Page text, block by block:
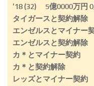
’18 (32) 5億0000万円
タイガースと契約解除
エンゼルスとマイナー
エンゼルスと契約解除
カ＊とマイナー契約
カ＊と契約解除
レッズとマイナー契約